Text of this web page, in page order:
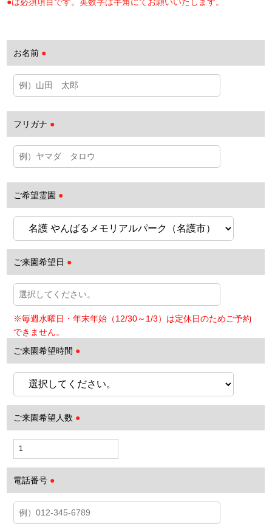
●は必須項目です。英数字は半角にてお願いいたします。
お名前 ●
フリガナ ●
ご希望霊園 ●
ご来園希望日 ●
ご来園希望時間 ●
ご来園希望人数 ●
電話番号 ●